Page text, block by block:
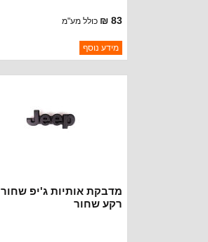
83 ₪ כולל מע"מ
ברקוד: BJ3460
יצרן:OAKMAN OFFROAD
מידע נוסף
מדבקת אותיות ג'יפ שחור
רקע שחור